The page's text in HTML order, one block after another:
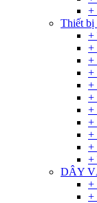
+
Thiết bị
+
+
+
+
+
+
+
+
+
+
+
DÂY
+
+